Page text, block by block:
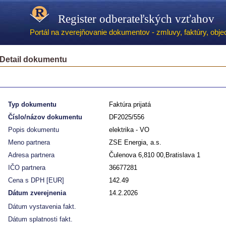
Register odberateľských vzťahov
Portál na zverejňovanie dokumentov - zmluvy, faktúry,
Detail dokumentu
Typ dokumentu
Faktúra prijatá
Číslo/názov dokumentu
DF2025/556
Popis dokumentu
elektrika - VO
Meno partnera
ZSE Energia, a.s.
Adresa partnera
Čulenova 6,810 00,Bratislava 1
IČO partnera
36677281
Cena s DPH [EUR]
142.49
Dátum zverejnenia
14.2.2026
Dátum vystavenia fakt.
Dátum splatnosti fakt.